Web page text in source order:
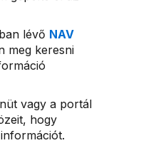
lévő NAV
meg keresni
vagy a portál
hogy